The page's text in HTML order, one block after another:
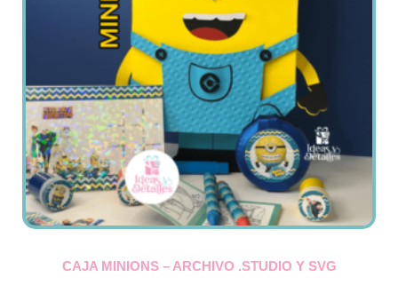
CAJA MINIONS – ARCHIVO .STUDIO Y SVG